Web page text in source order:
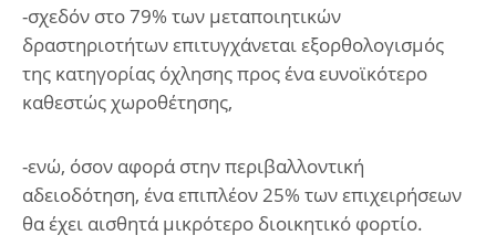
-σχεδόν στο 79% των μεταποιητικών
δραστηριοτήτων επιτυγχάνεται εξορθολογισμός
της κατηγορίας όχλησης προς ένα ευνοϊκότερο
καθεστώς χωροθέτησης,
-ενώ, όσον αφορά στην περιβαλλοντική
αδειοδότηση, ένα επιπλέον 25% των επιχειρήσεων
θα έχει αισθητά μικρότερο διοικητικό φορτίο.